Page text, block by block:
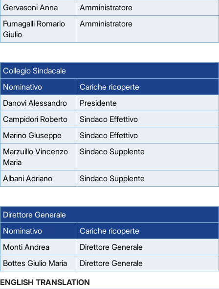
Gervasoni Anna
Amministratore
Fumagalli Romario
Giulio
Amministratore
Collegio Sindacale
Nominativo
Cariche ricoperte
Danovi Alessandro
Presidente
Campidori Roberto
Sindaco Effettivo
Marino Giuseppe
Sindaco Effettivo
Marzuillo Vincenzo
Maria
Sindaco Supplente
Albani Adriano Sindaco Supplente
Direttore Generale
Nominativo
Cariche ricoperte
Monti Andrea
Direttore Generale
Bottes Giulio Maria
Direttore Generale
ENGLISH TRANSLATION